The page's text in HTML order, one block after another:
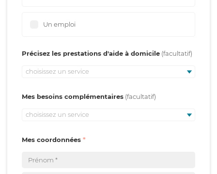
Un emploi
Précisez les prestations d'aide à domicile
choisissez un service
Mes besoins complémentaires
choisissez un service
Mes coordonnées